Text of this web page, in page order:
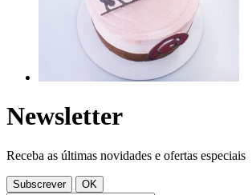
Newsletter
Receba as últimas novidades e ofertas especiais